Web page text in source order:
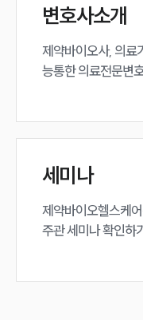
대
대
변호사소개
제약바이오사, 의료
능통한 의료전문변
세미나
제약바이오헬스케
주관 세미나 확인하기